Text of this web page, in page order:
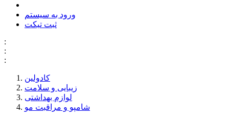
ورود به سیستم
ثبت تیکت
:
:
:
کادولین
زیبایی و سلامت
لوازم بهداشتی
شامپو و مراقبت مو